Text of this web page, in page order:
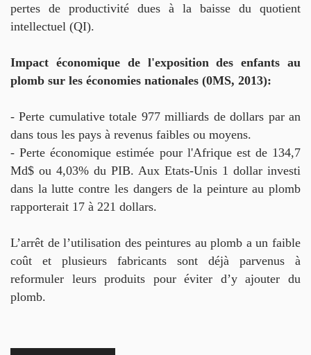
pertes de productivité dues à la baisse du quotient
intellectuel (QI).
Impact économique de l'exposition des enfants au
plomb sur les économies nationales (0MS, 2013):
- Perte cumulative totale 977 milliards de dollars par an
dans tous les pays à revenus faibles ou moyens.
- Perte économique estimée pour l'Afrique est de 134,7
Md$ ou 4,03% du PIB. Aux Etats-Unis 1 dollar investi
dans la lutte contre les dangers de la peinture au plomb
rapporterait 17 à 221 dollars.
L’arrêt de l’utilisation des peintures au plomb a un faible
coût et plusieurs fabricants sont déjà parvenus à
reformuler leurs produits pour éviter d’y ajouter du
plomb.